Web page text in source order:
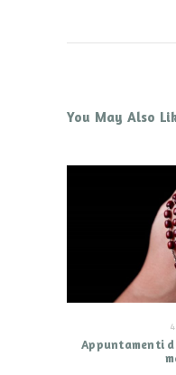
You May Also
Appuntamenti